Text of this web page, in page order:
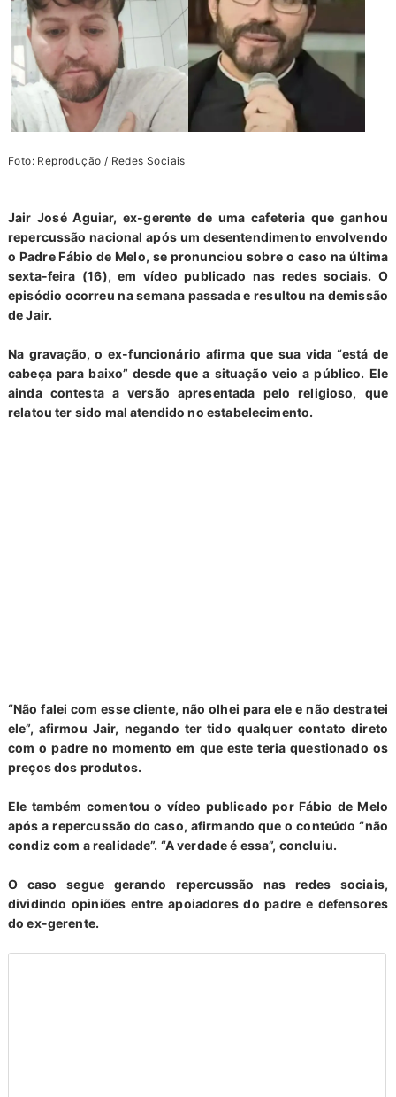
Foto: Reprodução / Redes Sociais
Jair José Aguiar, ex-gerente de uma cafeteria que ganhou
repercussão nacional após um desentendimento envolvendo
o Padre Fábio de Melo, se pronunciou sobre o caso na última
sexta-feira (16), em vídeo publicado nas redes sociais. O
episódio ocorreu na semana passada e resultou na demissão
de Jair.
Na gravação, o ex-funcionário afirma que sua vida “está de
cabeça para baixo” desde que a situação veio a público. Ele
ainda contesta a versão apresentada pelo religioso, que
relatou ter sido mal atendido no estabelecimento.
“Não falei com esse cliente, não olhei para ele e não destratei
ele”, afirmou Jair, negando ter tido qualquer contato direto
com o padre no momento em que este teria questionado os
preços dos produtos.
Ele também comentou o vídeo publicado por Fábio de Melo
após a repercussão do caso, afirmando que o conteúdo “não
condiz com a realidade”. “A verdade é essa”, concluiu.
O caso segue gerando repercussão nas redes sociais,
dividindo opiniões entre apoiadores do padre e defensores
do ex-gerente.